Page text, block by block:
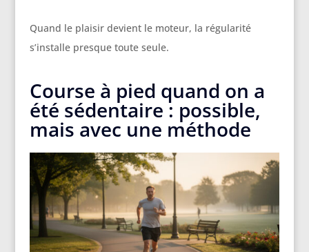
Quand le plaisir devient le moteur, la régularité
s’installe presque toute seule.
Course à pied quand on a
été sédentaire : possible,
mais avec une méthode